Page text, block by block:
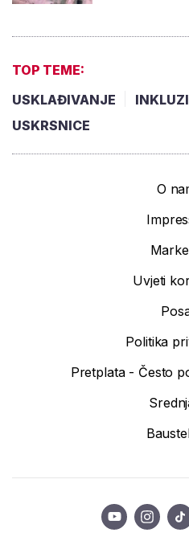
TOP TEME:
USKLAĐIVANJE
USKRSNICE
O
Uvjeti
Politika
Pretplata - Često